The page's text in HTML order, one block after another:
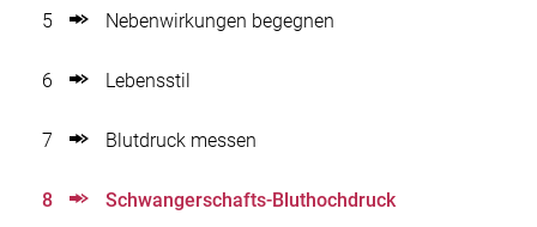
5 Nebenwirkungen begegnen
6 Lebensstil
7 Blutdruck messen
8 Schwangerschafts-Bluthochdruck